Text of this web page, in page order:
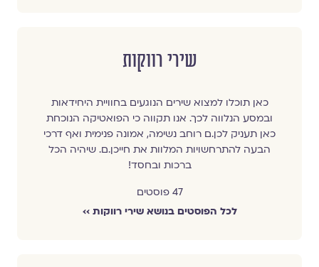
שירי רווקות
כאן תוכלו למצוא שירים הנוגעים בחוויית היחידאות
ובמסע הנלווה לכך. אנו תקווה כי הפואטיקה הנוכחת
כאן תעניק לכן.ם רוחב נשימה, אמונה פנימית ואף דרכי
הבעה להתרחשויות המלוות את חייכן.ם. שיהיה הכל
ברכות ובחסד!
47 פוסטים
לכל הפוסטים בנושא שירי רווקות ››